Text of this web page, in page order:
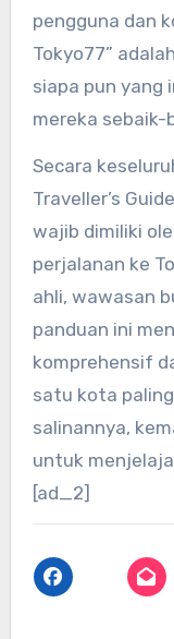
pengguna dan
Tokyo77”
siapa pun
mereka sebaik-
Secara
Traveller’s
wajib dimiliki
perjalanan ke
ahli, wawasan
panduan ini
komprehensif
satu kota
salinannya,
untuk
[ad_2]